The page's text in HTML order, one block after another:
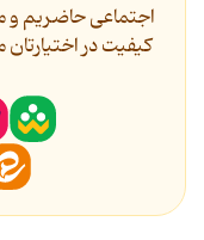
اجتماعی حاضریم و
کیفیت در